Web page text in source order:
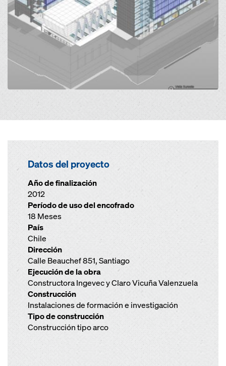
Datos del proyecto
Año de finalización
2012
Período de uso del encofrado
18 Meses
País
Chile
Dirección
Calle Beauchef 851, Santiago
Ejecución de la obra
Constructora Ingevec y Claro Vicuña Valenzuela
Construcción
Instalaciones de formación e investigación
Tipo de construcción
Construcción tipo arco